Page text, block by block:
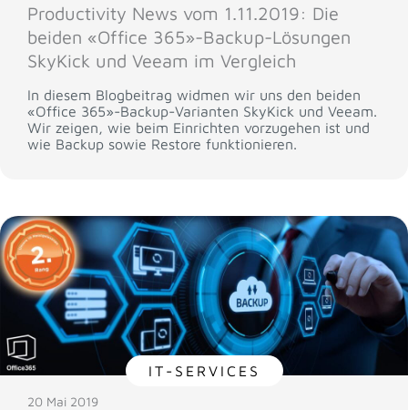
Productivity News vom 1.11.2019: Die
beiden «Office 365»-Backup-Lösungen
SkyKick und Veeam im Vergleich
In diesem Blogbeitrag widmen wir uns den beiden
«Office 365»-Backup-Varianten SkyKick und Veeam.
Wir zeigen, wie beim Einrichten vorzugehen ist und
wie Backup sowie Restore funktionieren.
IT-SERVICES
20 Mai 2019